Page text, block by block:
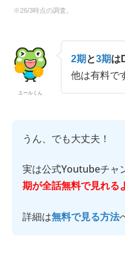
※26/3時点の調査。
エールくん
2期 と3期は
他は有料で
うん、でも大丈夫！
実は公式Youtubeチャ
期が全話無料で見れる
詳細は無料で見る方法